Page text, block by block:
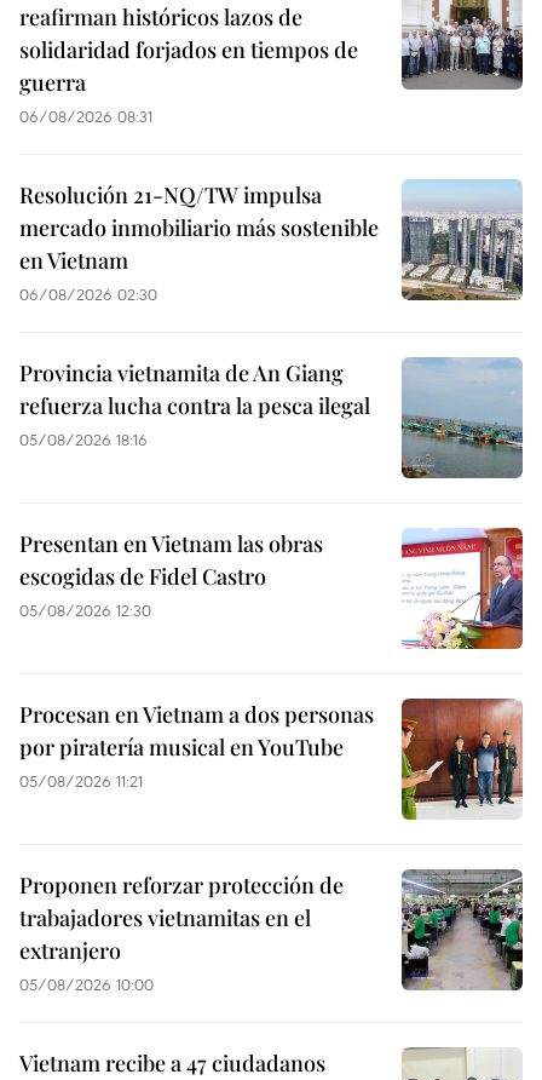
reafirman históricos lazos de
solidaridad forjados en tiempos de
guerra
06/08/2026 08:31
Resolución 21-NQ/TW impulsa
mercado inmobiliario más sostenible
en Vietnam
06/08/2026 02:30
Provincia vietnamita de An Giang
refuerza lucha contra la pesca ilegal
05/08/2026 18:16
Presentan en Vietnam las obras
escogidas de Fidel Castro
05/08/2026 12:30
Procesan en Vietnam a dos personas
por piratería musical en YouTube
05/08/2026 11:21
Proponen reforzar protección de
trabajadores vietnamitas en el
extranjero
05/08/2026 10:00
Vietnam recibe a 47 ciudadanos